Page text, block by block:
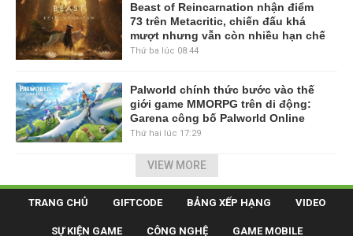
Beast of Reincarnation nhận điểm
73 trên Metacritic, chiến đấu khá
mượt nhưng vẫn còn nhiều hạn chế
Thứ ba lúc 08:44
Palworld chính thức bước vào thế
giới game MMORPG trên di động:
Garena công bố Palworld Online
Thứ hai lúc 17:29
VIEW MORE
TRANG CHỦ GIFTCODE BẢNG XẾP HẠNG VIDEO
SỰ KIỆN GAME CÔNG NGHỆ GAME MOBILE